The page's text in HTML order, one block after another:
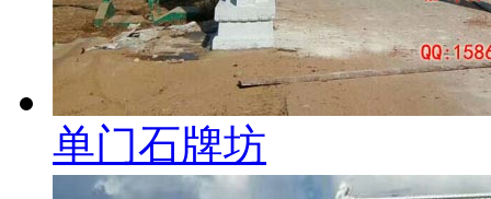
单门石牌坊